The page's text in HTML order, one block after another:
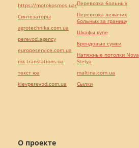
О проекте
https://motokosmos.ua/
Синтезаторы
agrotechnika.com.ua
perevod.agency
europeservice.com.ua
mk-translations.ua
текст юа
kievperevod.com.ua
Перевозка больных
Перевозка лежачих
больных за границу
Шкафы купе
Брендовые сумки
Натяжные потолки Nova
Stelya
maltina.com.ua
Cылки